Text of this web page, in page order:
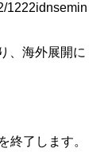
1222idnsemin
、海外展開に
終了します。